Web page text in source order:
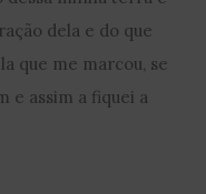
dela e do que
que me marcou, se
e assim a fiquei a